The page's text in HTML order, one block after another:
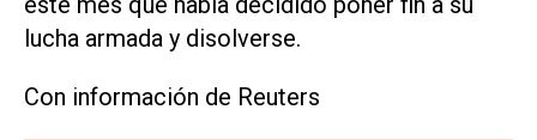
lucha armada y disolverse.
Con información de Reuters